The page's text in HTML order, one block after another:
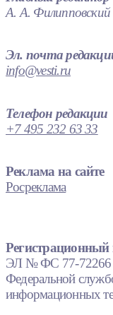
А. А. Филипповский
Эл. почта
info@vesti.ru
Телефон редакции
+7 495 232 63 33
Реклама на сайте
Росреклама
Регистрационный
ЭЛ № ФС 77-72266
Федеральной
информационных